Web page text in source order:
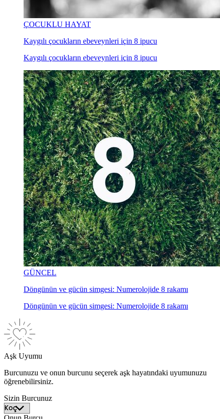
ÇOCUKLU HAYAT
Kaygılı çocukların ebeveynleri için 8 ipucu
Kaygılı çocukların ebeveynleri için 8 ipucu
GÜNCEL
Döngünün ve gücün simgesi: Numerolojide 8 rakamı
Döngünün ve gücün simgesi: Numerolojide 8 rakamı
Aşk Uyumu
Burcunuzu ve onun burcunu seçerek aşk hayatındaki uyumunuzu
öğrenebilirsiniz.
Sizin Burcunuz